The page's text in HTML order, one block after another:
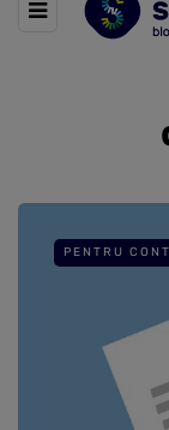
PENTRU